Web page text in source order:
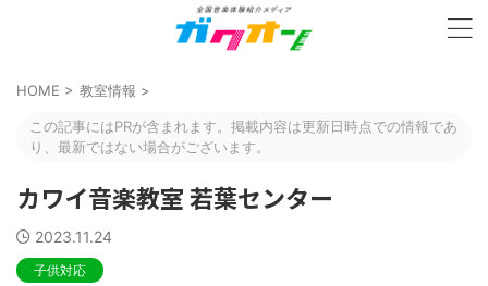
HOME > 教室情報 >
この記事にはPRが含まれます。掲載内容は更新日時点での情報であ
り、最新ではない場合がございます。
カワイ音楽教室 若葉センター
2023.11.24
子供対応